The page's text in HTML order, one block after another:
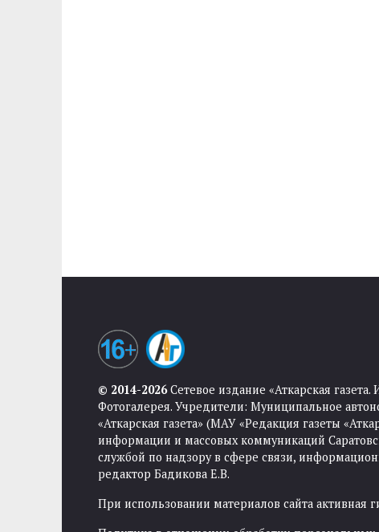
© 2014-2026Сетевое издание «Аткарская
Фотогалерея. Учредители: Муниципальное
«Аткарская газета» (МАУ «Редакция газеты
информации и массовых коммуникаций
службой по надзору в сфере связи,
редактор Бадикова Е.В.
При использовании материалов сайта активная